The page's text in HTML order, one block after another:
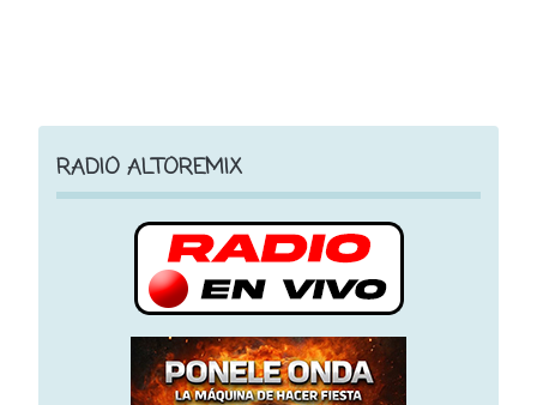
RADIO ALTOREMIX